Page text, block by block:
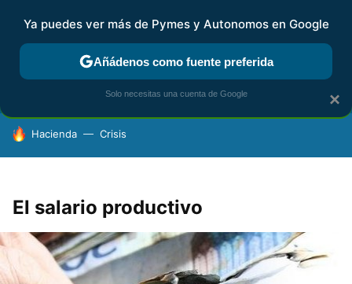
FISCALIDAD Y CONTABILIDAD KIT DIGITAL RENTA
HOY SE HABLA DE
Hacienda Crisis
El salario productivo
×
Ya puedes ver más de Pymes y Autonomos en Google
Añádenos como fuente preferida
Solo necesitas una cuenta de Google